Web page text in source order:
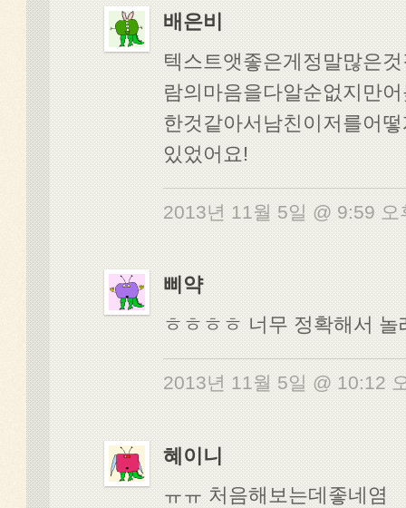
배은비
텍스트앳좋은게정말많은
람의마음을다알순없지만
한것같아서남친이저를어
있었어요!
2013년 11월 5일 @ 9:59
삐약
ㅎㅎㅎㅎ 너무 정확해서 놀
2013년 11월 5일 @ 10:12
혜이니
ㅠㅠ 처음해보는데좋네염